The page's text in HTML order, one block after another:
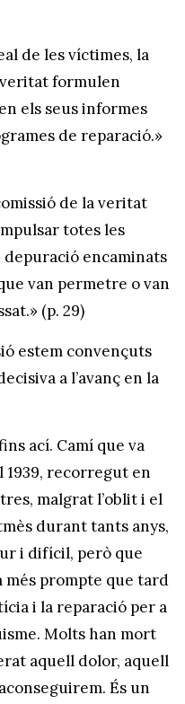
de les víctimes, la
formulen
els seus informes
de reparació.»
de la veritat
totes les
encaminats
van permetre o van
(p. 29)
estem convençuts
a l’avanç en la
ací. Camí que va
1939, recorregut en
malgrat l’oblit i el
durant tants anys,
i difícil, però que
més prompte que tard
i la reparació per a
Molts han mort
aquell dolor, aquell
És un